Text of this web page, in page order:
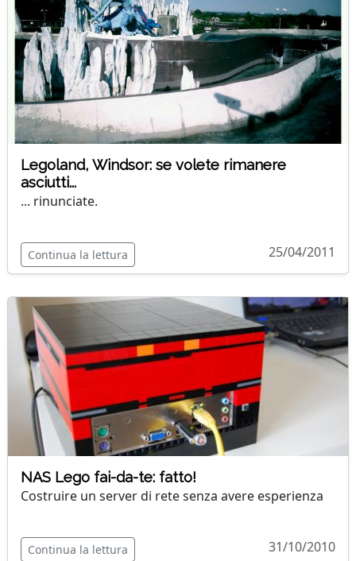
Legoland, Windsor: se volete rimanere
asciutti...
... rinunciate.
Continua la lettura 25/04/2011
NAS Lego fai-da-te: fatto!
Costruire un server di rete senza avere esperienza
Continua la lettura 31/10/2010